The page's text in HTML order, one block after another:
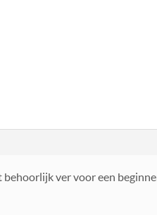
behoorlijk ver voor een